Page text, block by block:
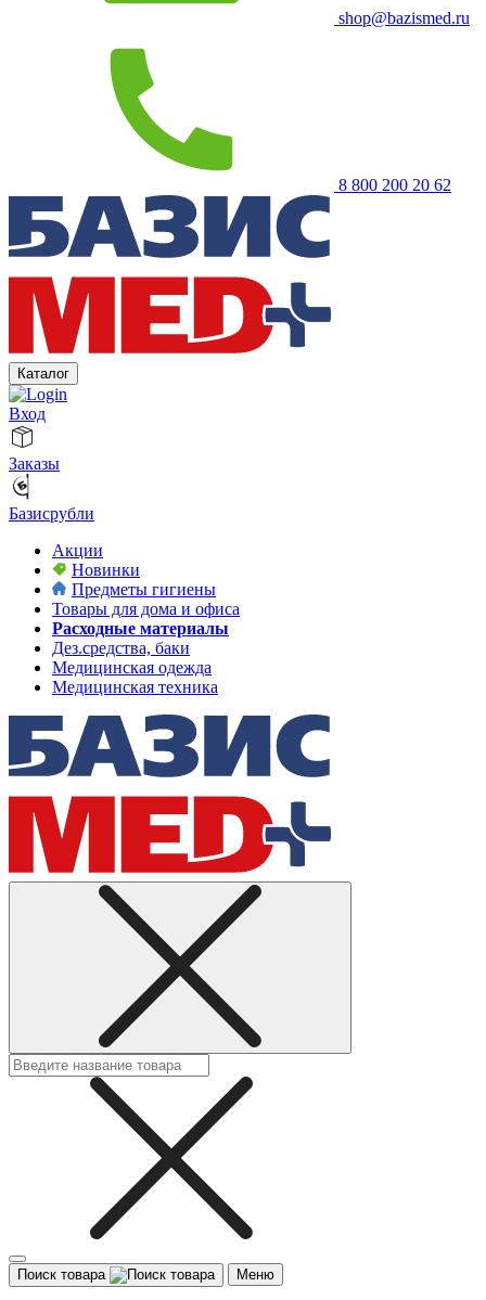
shop@bazismed.ru
8 800 200 20 62
Каталог
Вход
Заказы
Базисрубли
Акции
Новинки
Предметы гигиены
Товары для дома и офиса
Расходные материалы
Дез.средства, баки
Медицинская одежда
Медицинская техника
Поиск товара Меню